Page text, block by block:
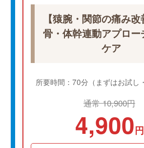
【猿腕・関節の痛み改
骨・体幹連動アプロー
ケア
所要時間：70分（まずはお試し
通常 10,900円
4,900円